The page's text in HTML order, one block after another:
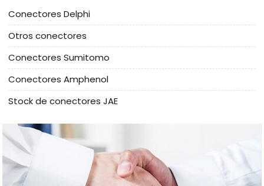
Conectores Delphi
Otros conectores
Conectores Sumitomo
Conectores Amphenol
Stock de conectores JAE